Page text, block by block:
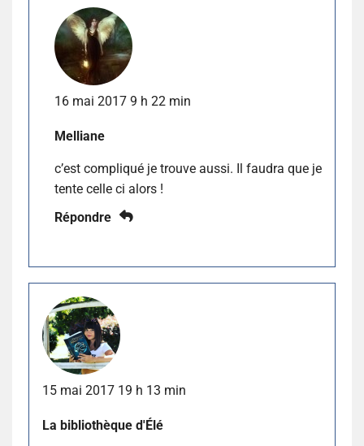
16 mai 2017 9 h 22 min
Melliane
c’est compliqué je trouve aussi. Il faudra que je
tente celle ci alors !
Répondre
15 mai 2017 19 h 13 min
La bibliothèque d'Élé